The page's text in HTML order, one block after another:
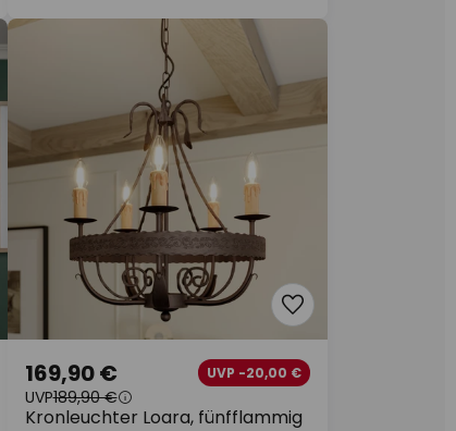
Kronleuchter Loara, fünfflammig
169,90 € UVP -20,00 €
UVP189,90 €